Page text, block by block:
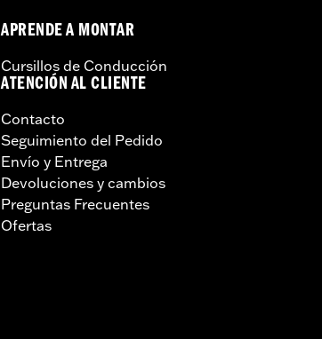
APRENDE A MONTAR
Cursillos de Conducción
ATENCIÓN AL CLIENTE
Contacto
Seguimiento del Pedido
Envío y Entrega
Devoluciones y cambios
Preguntas Frecuentes
Ofertas